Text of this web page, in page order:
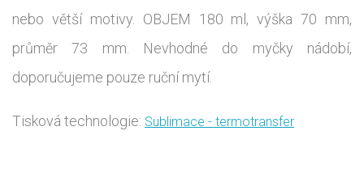
nebo větší motivy. OBJEM 180 ml, výška 70 mm,
průměr 73 mm. Nevhodné do myčky nádobí,
doporučujeme pouze ruční mytí.
Tisková technologie: Sublimace - termotransfer